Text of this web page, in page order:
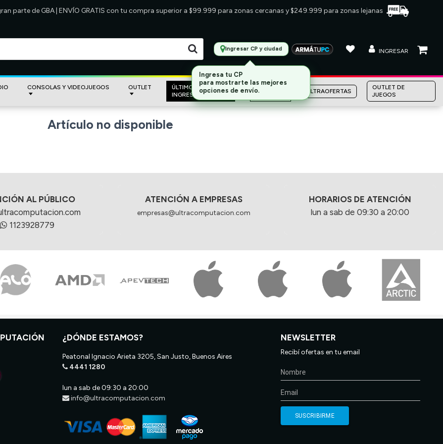
parte de GBA | ENVÍO GRATIS con tu compra superior a $99.999 para zonas cercanas y $249.999 para zonas lejanas
Ingresar CP y ciudad INGRESAR
CONSOLAS Y VIDEOJUEGOS OUTLET
ÚLTIMOS
INGRESOS
MARCAS
ULTRAOFERTAS
OUTLET DE
JUEGOS
Artículo no disponible
AL PÚBLICO
1123928779
ATENCIÓN A EMPRESAS
empresas@ultracomputacion.com
HORARIOS DE ATENCIÓN
lun a sab de 09:30 a 20:00
¿DÓNDE ESTAMOS?
Peatonal Ignacio Arieta 3205, San Justo, Buenos Aires
4441 1280
lun a sab de 09:30 a 20:00
info@ultracomputacion.com
NEWSLETTER
Recibí ofertas en tu email
Ingresa tu CP
para mostrarte las mejores
opciones de envío.